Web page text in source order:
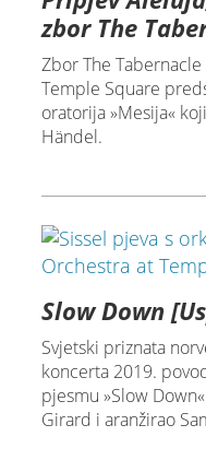
zbor The
Zbor The
Temple Square
oratorija »Mesija«
Händel.
Slow Down
Svjetski priznata
koncerta 2019.
pjesmu »Slow
Girard i aranžirao